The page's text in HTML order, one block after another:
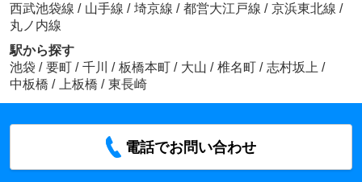
西武池袋線 / 山手線 / 埼京線 / 都営大江戸線 / 京浜東北線 /
丸ノ内線
駅から探す
池袋 / 要町 / 千川 / 板橋本町 / 大山 / 椎名町 / 志村坂上 /
中板橋 / 上板橋 / 東長崎
電話でお問い合わせ